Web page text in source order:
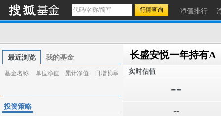
净值排行
最近浏览 我的基金
基金名称 单位净值 累计净值 日增长率
投资策略
长盛安悦一年持有A
实时估值
--
--